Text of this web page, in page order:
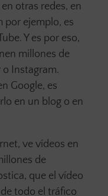
otras redes, en
por ejemplo, es
Y es por eso,
millones de
Instagram.
Google, es
en un blog o en
ve vídeos en
de
que el vídeo
todo el tráfico